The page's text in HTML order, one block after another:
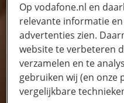
Op vodafone.nl en
relevante informatie
advertenties zien.
website te verbeteren
verzamelen en te
gebruiken wij (en onze
vergelijkbare